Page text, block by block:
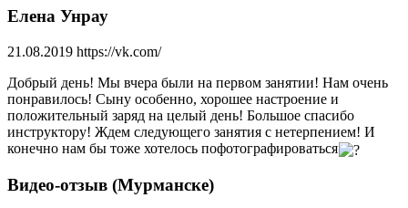
Елена Унрау
21.08.2019 https://vk.com/
Добрый день! Мы вчера были на первом занятии! Нам очень
понравилось! Сыну особенно, хорошее настроение и
положительный заряд на целый день! Большое спасибо
инструктору! Ждем следующего занятия с нетерпением! И
конечно нам бы тоже хотелось пофотографироваться
Видео-отзыв (Мурманске)